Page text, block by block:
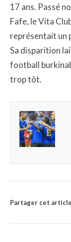
17 ans. Passé
Fafe, le Vita
représentait un
Sa disparition
football
trop tôt.
Partager cet article